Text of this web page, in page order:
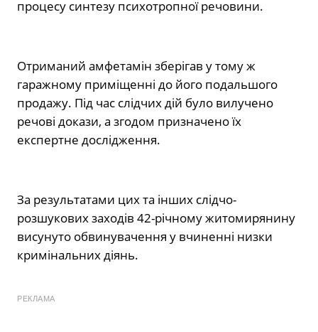
процесу синтезу психотропної речовини.
Отриманий амфетамін зберігав у тому ж
гаражному приміщенні до його подальшого
продажу. Під час слідчих дій було вилучено
речові докази, а згодом призначено їх
експертне дослідження.
За результатами цих та інших слідчо-
розшукових заходів 42-річному житомирянину
висунуто обвинувачення у вчиненні низки
кримінальних діянь.
РЕКЛАМА